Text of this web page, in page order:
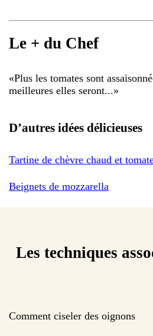
Le + du Chef
«Plus les tomates sont
meilleures elles seront...»
D’autres idées délicieuses
Tartine de chèvre chaud et
Beignets de mozzarella
Les techniques
Comment ciseler des oignons